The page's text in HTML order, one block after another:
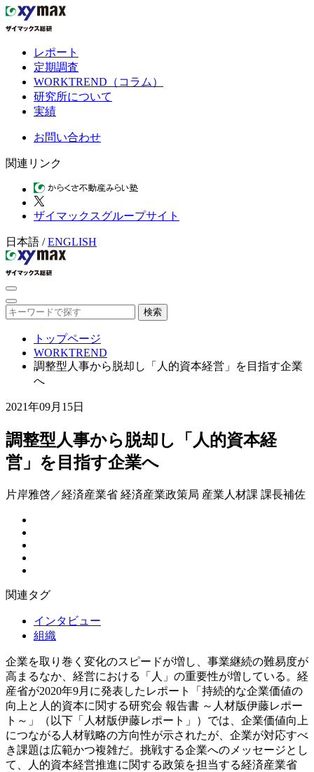
レポート
定期調査
WORKTREND（コラム）
研究所について
実績
お問い合わせ
関連リンク
ザイマックスグループサイト
日本語 /ENGLISH
検索
トップページ
WORKTREND
調整型人事から脱却し「人的資本経営」を目指す企業
へ
2021年09月15日
調整型人事から脱却し「人的資本経
営」を目指す企業へ
片岸雅啓／経済産業省 経済産業政策局 産業人材課 課長補佐
関連タグ
インタビュー
組織
企業を取り巻く変化のスピードが増し、事業継続の難易度が
高まるなか、経営における「人」の重要性が増している。経
産省が2020年9月に発表したレポート「持続的な企業価値の
向上と人的資本に関する研究会 報告書 ～人材版伊藤レポー
ト～」（以下「人材版伊藤レポート」）では、企業価値向上
につながる人材戦略の方向性が示されたが、企業が対応すべ
き課題は広範かつ複雑だ。挑戦する企業へのメッセージとし
て、人的資本経営推進に関する政策を担当する経済産業省